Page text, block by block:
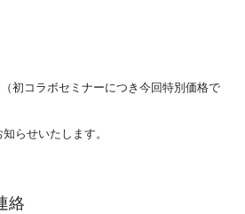
（初コラボセミナーにつき今回特別価格で
らせいたします。
絡